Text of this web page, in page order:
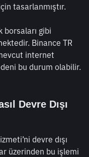
tasarlanmıştır.
borsaları gibi
Binance TR
internet
bu durum olabilir.
Devre Dışı
devre dışı
üzerinden bu işlemi